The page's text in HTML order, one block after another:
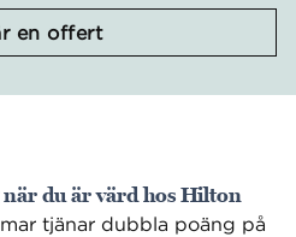
en offert,
du är värd hos Hilton
tjänar dubbla poäng på